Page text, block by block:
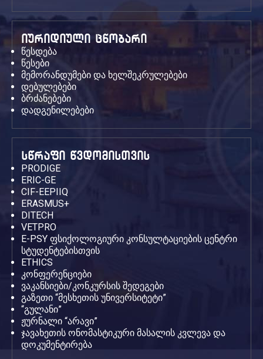
იურიდიული ცნობარი
წესდება
წესები
მემორანდუმები და ხელშეკრულებები
დებულებები
ბრძანებები
დადგენილებები
სწრაფი წვდომისთვის
PRODIGE
ERIC-GE
CIF-EEPIIQ
ERASMUS+
DITECH
VETPRO
E-PSY ფსიქოლოგიური კონსულტაციების ცენტრი
სტუდენტებისთვის
ETHICS
კონფერენციები
ვაკანსიები/კონკურსის შედეგები
გაზეთი “მესხეთის უნივერსიტეტი”
“გულანი”
ჟურნალი “არავი”
ჯავახეთის ონომასტიკური მასალის კვლევა და
დოკუმენტირება